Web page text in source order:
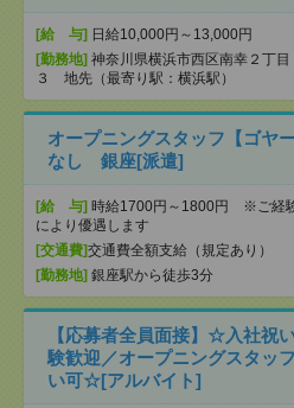
[給 与] 日給10,000円～13,000円
[勤務地] 神奈川県横浜市西区南幸２丁目
３ 地先（最寄り駅：横浜駅）
オープニングスタッフ【ゴヤ
なし 銀座[派遣]
[給 与] 時給1700円～1800円 ※ご経
により優遇します
[交通費]交通費全額支給（規定あり）
[勤務地] 銀座駅から徒歩3分
【応募者全員面接】☆入社祝
験歓迎／オープニングスタッ
い可☆[アルバイト]